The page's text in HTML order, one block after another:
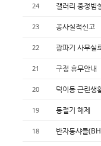
24 갤러리 중정빔
23 공사실적신고
22 광파기 사무실
21 구정 휴무안내
20 덕이동 근린생
19 동절기 해제
18 반자동샤클